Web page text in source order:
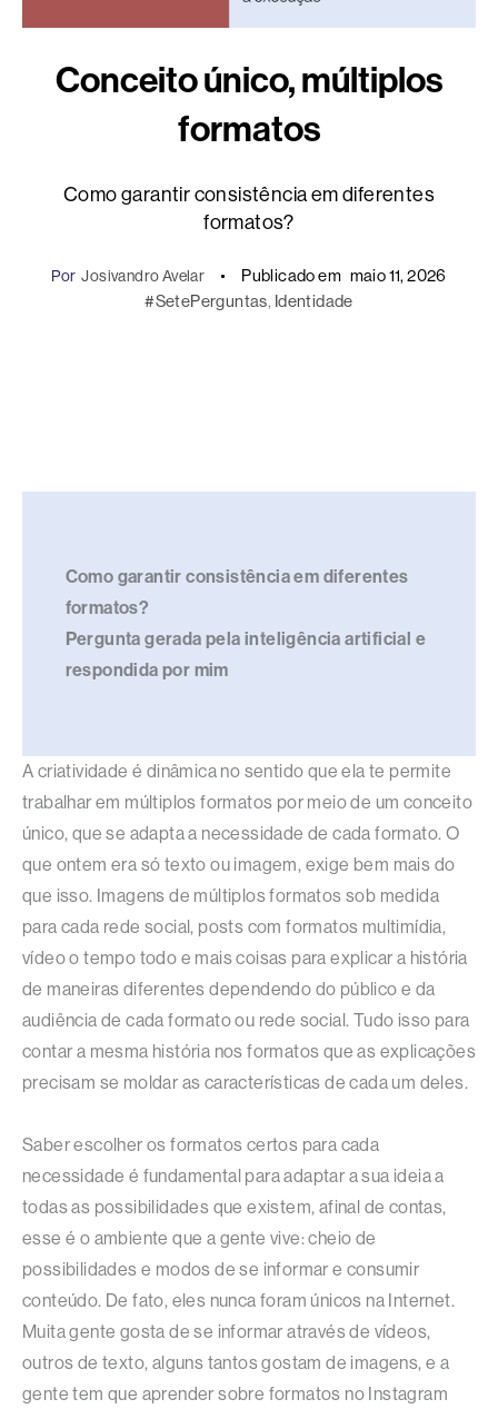
Conceito único, múltiplos
formatos
Como garantir consistência em diferentes
formatos?
Por Josivandro Avelar Publicado em maio 11, 2026
#SetePerguntas, Identidade
Como garantir consistência em diferentes
formatos?
Pergunta gerada pela inteligência artificial e
respondida por mim
A criatividade é dinâmica no sentido que ela te permite
trabalhar em múltiplos formatos por meio de um conceito
único, que se adapta a necessidade de cada formato. O
que ontem era só texto ou imagem, exige bem mais do
que isso. Imagens de múltiplos formatos sob medida
para cada rede social, posts com formatos multimídia,
vídeo o tempo todo e mais coisas para explicar a história
de maneiras diferentes dependendo do público e da
audiência de cada formato ou rede social. Tudo isso para
contar a mesma história nos formatos que as explicações
precisam se moldar as características de cada um deles.
Saber escolher os formatos certos para cada
necessidade é fundamental para adaptar a sua ideia a
todas as possibilidades que existem, afinal de contas,
esse é o ambiente que a gente vive: cheio de
possibilidades e modos de se informar e consumir
conteúdo. De fato, eles nunca foram únicos na Internet.
Muita gente gosta de se informar através de vídeos,
outros de texto, alguns tantos gostam de imagens, e a
gente tem que aprender sobre formatos no Instagram